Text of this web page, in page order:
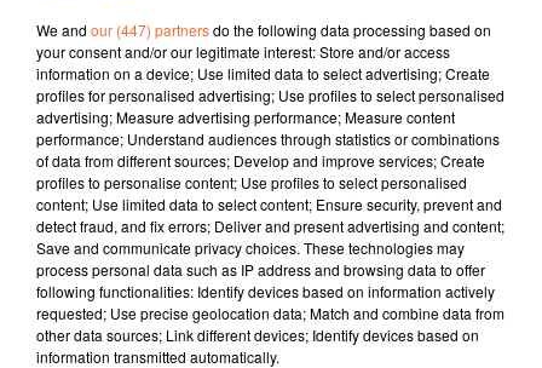
Coup de cœur Ciné
16 septembre 2020
COUP DE COEUR CINE DU 16 SEPTEMBRE 2020
Collines la Radio
Coup de cœur Ciné
Cette semaine, Morgan Rassinoux nous parle du film
"La daronne".
We and our (447) partnersdo the following data processing based on
your consent and/or our legitimate interest: Store and/or access
information on a device; Use limited data to select advertising; Create
profiles for personalised advertising; Use profiles to select personalised
advertising; Measure advertising performance; Measure content
performance; Understand audiences through statistics or combinations
of data from different sources; Develop and improve services; Create
profiles to personalise content; Use profiles to select personalised
content; Use limited data to select content; Ensure security, prevent and
detect fraud, and fix errors; Deliver and present advertising and content;
Save and communicate privacy choices. These technologies may
process personal data such as IP address and browsing data to offer
following functionalities: Identify devices based on information actively
requested; Use precise geolocation data; Match and combine data from
other data sources; Link different devices; Identify devices based on
information transmitted automatically.